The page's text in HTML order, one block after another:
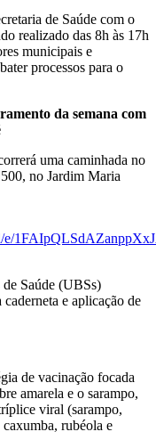
de Saúde com o
realizado das 8h às 17h
municipais e
processos para o
da semana com
uma caminhada no
no Jardim Maria
e/
de Saúde (UBSs)
caderneta e aplicação de
de vacinação focada
amarela e o sarampo,
viral (sarampo,
rubéola e